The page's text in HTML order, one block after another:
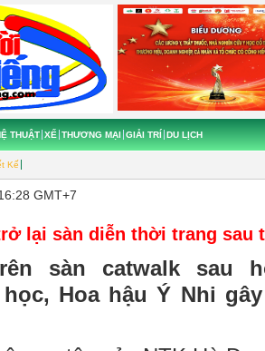
Kế
THUẬT XẾ THƯƠNG MẠI GIẢI TRÍ DU LỊCH
GMT+7
lại sàn diễn thời trang sau
sàn catwalk sau
Hoa hậu Ý Nhi